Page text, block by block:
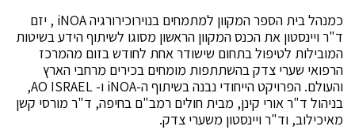
כמנהל בית הספר המקוון למתמחים בנוירוכירורגיה iNOA , יזם
ד"ר ויינסטון את הכנס המקוון הראשון מסוגו לשיתוף הידע בשיטות
המובילות לטיפול בתחום שישודר אחת לחודש בזום מהמרכז
הרפואי שערי צדק בהשתתפות מומחים בכירים מרחבי הארץ
והעולם. הפרויקט הייחודי נבנה בשיתוף ה-iNOA ו- AO ISRAEL,
בניהול ד"ר אורי קינן, מבית חולים רמב"ם בחיפה, ד"ר מורסי קשן
מאיכילוב, וד"ר ויינסטון משערי צדק.